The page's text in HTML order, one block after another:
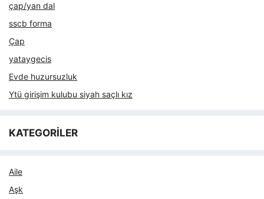
çap/yan dal
sscb forma
Çap
yataygecis
Evde huzursuzluk
Ytü girişim kulubu siyah saçlı kız
KATEGORİLER
Aile
Aşk